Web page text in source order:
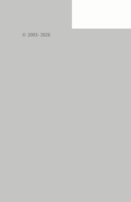
© 2003- 2026